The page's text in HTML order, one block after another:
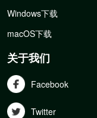
Windows下载
macOS下载
关于我们
Facebook
Twitter